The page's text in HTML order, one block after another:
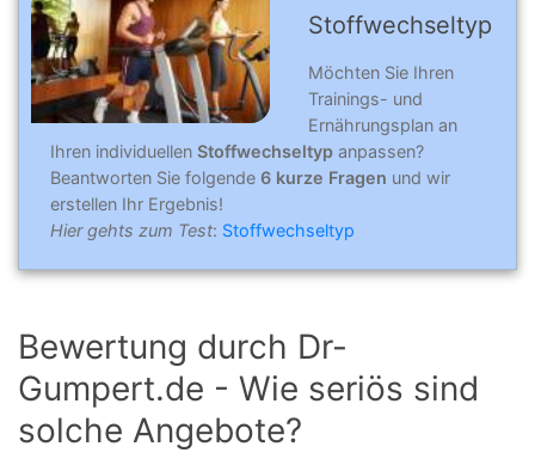
Stoffwechseltyp
Möchten Sie Ihren
Trainings- und
Ernährungsplan an
Ihren individuellen Stoffwechseltyp anpassen?
Beantworten Sie folgende 6 kurze Fragen und wir
erstellen Ihr Ergebnis!
Hier gehts zum Test: Stoffwechseltyp
Bewertung durch Dr-
Gumpert.de - Wie seriös sind
solche Angebote?